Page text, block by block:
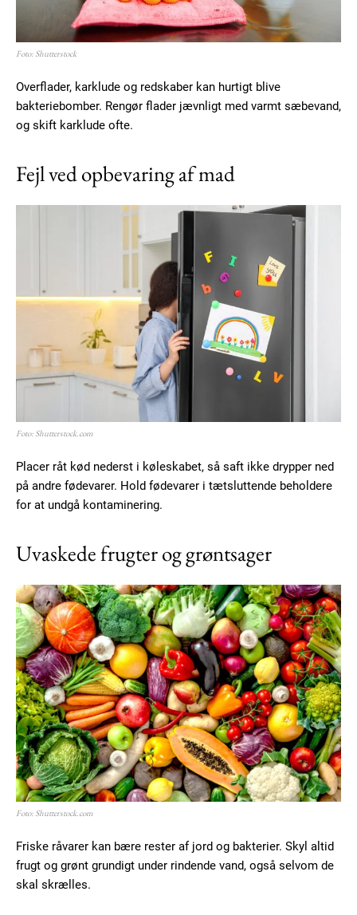
Free limited access
Gratis / forever
Ut mollis pellentesque tortor
Donec quis est ac felis
Orci varius natoque dolor
Member full access
100DKK
Etiam est nibh, lobortis sit
Nullam eu erat condimentum
Orci varius natoque dolor
YEARLY PRICING MONTHLY PRICING
Foto: Shutterstock
Overflader, karklude og redskaber kan hurtigt blive
bakteriebomber. Rengør flader jævnligt med varmt sæbevand,
og skift karklude ofte.
Fejl ved opbevaring af mad
Foto: Shutterstock.com
Placer råt kød nederst i køleskabet, så saft ikke drypper ned
på andre fødevarer. Hold fødevarer i tætsluttende beholdere
for at undgå kontaminering.
Uvaskede frugter og grøntsager
Foto: Shutterstock.com
Friske råvarer kan bære rester af jord og bakterier. Skyl altid
frugt og grønt grundigt under rindende vand, også selvom de
skal skrælles.